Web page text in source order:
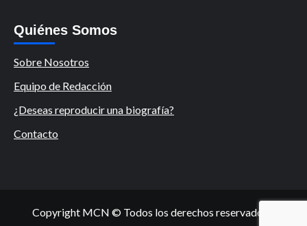
Quiénes Somos
Sobre Nosotros
Equipo de Redacción
¿Deseas reproducir una biografía?
Contacto
Copyright MCN © Todos los derechos reservados.